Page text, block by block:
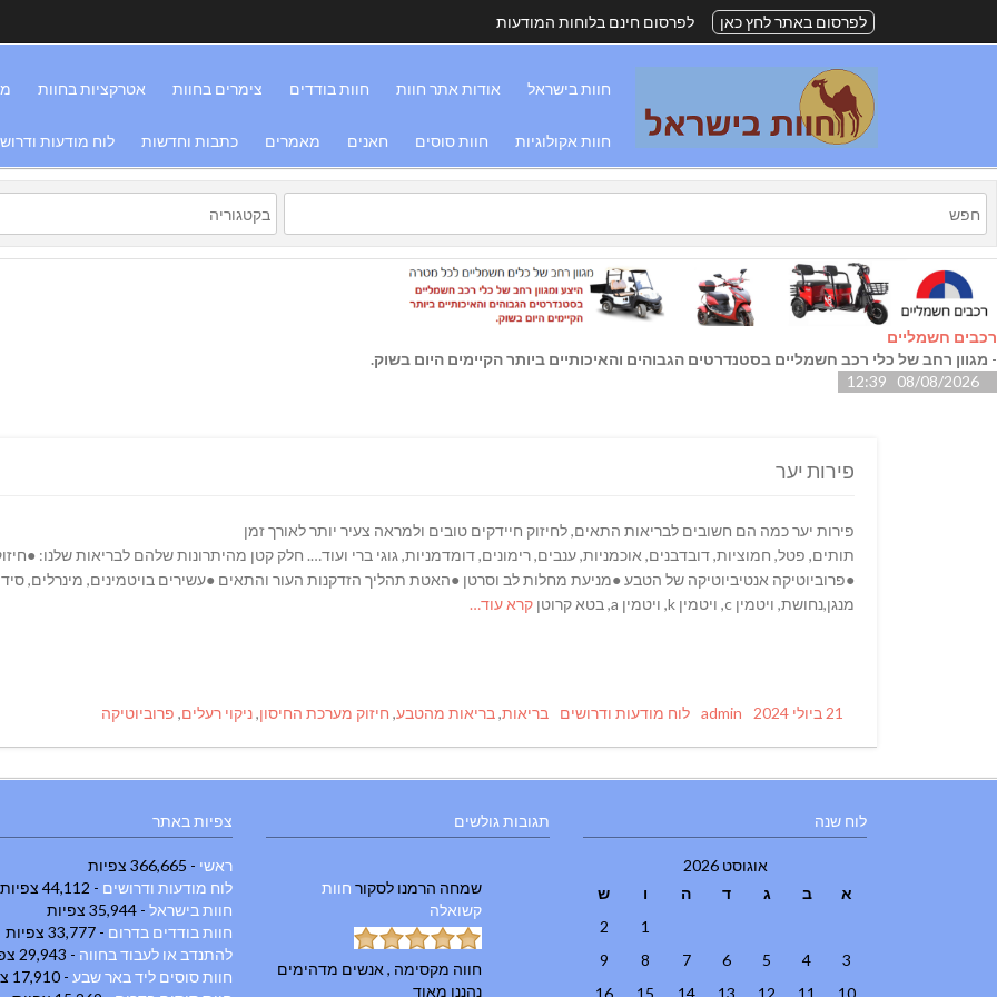
לפרסום באתר לחץ כאן לפרסום חינם בלוחות המודעות
חוות בישראל אודות אתר חוות חוות בודדים צימרים בחוות אטרקציות בחוות
חוות אקולוגיות חוות סוסים חאנים מאמרים כתבות וחדשות לוח מודעות
רכבים חשמליים
- מגוון רחב של כלי רכב חשמליים בסטנדרטים הגבוהים והאיכותיים ביותר הקיימים היום בשוק.
08/08/2026 12:39
פירות יער
פירות יער כמה הם חשובים לבריאות התאים, לחיזוק חיידקים טובים ולמראה צעיר יותר לאורך זמן
תותים, פטל, חמוציות, דובדבנים, אוכמניות, ענבים, רימונים, דומדמניות, גוגי ברי ועוד…. חלק קטן מהיתרונות שלהם לבריאות שלנו:
●פרוביוטיקה אנטיביוטיקה של הטבע ●מניעת מחלות לב וסרטן ●האטת תהליך הזדקנות העור והתאים ●עשירים בויטמינים, מינרלים,
מנגן,נחושת, ויטמין c, ויטמין k, ויטמין a, בטא קרוטן
קרא עוד…
Posted
21 ביולי 2024 Author
admin
Categories
לוח מודעות ודרושים Tags
בריאות, בריאות מהטבע, חיזוק מערכת החיסון,ניקוי רעלים, פרוביוטיקה
צפיות באתר
ראשי - 366,665 צפיות
לוח מודעות ודרושים - 44,112 צפיות
חוות בישראל - 35,944 צפיות
חוות בודדים בדרום - 33,777 צפיות
להתנדב או לעבוד בחווה - 29,943 צפיות
חוות סוסים ליד באר שבע - 17,910 צפיות
תגובות גולשים
שמחה הרמנו לסקור חוות
קשואלה
חווה מקסימה , אנשים מדהימים
נהננו מאוד
לוח שנה
אוגוסט 2026
א
ב ג ד ה ו
ש
1
2
3
4
5
6
7
8
9
10
11
12
13
14
15
16